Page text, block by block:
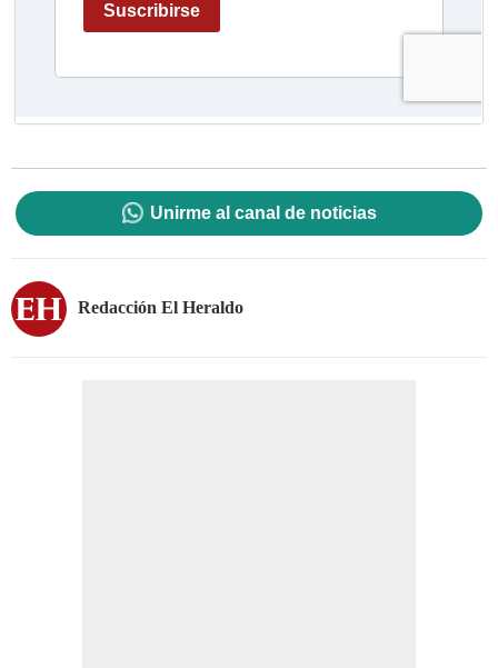
Unirme al canal de noticias
Redacción El Heraldo